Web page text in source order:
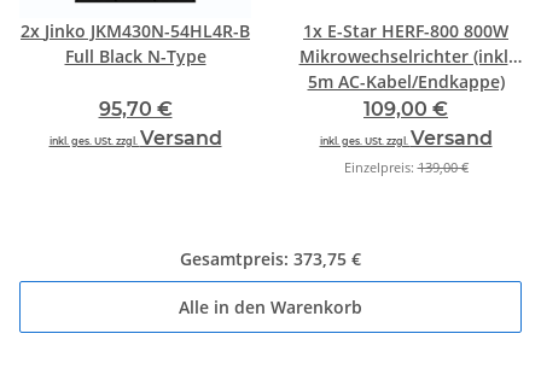
2x Jinko JKM430N-54HL4R-B
Full Black N-Type
95,70 €
inkl. ges. USt. zzgl. Versand
1x E-Star HERF-800 800W
Mikrowechselrichter (inkl.
5m AC-Kabel/Endkappe)
109,00 €
inkl. ges. USt. zzgl. Versand
Einzelpreis:139,00 €
Gesamtpreis: 373,75 €
Alle in den Warenkorb